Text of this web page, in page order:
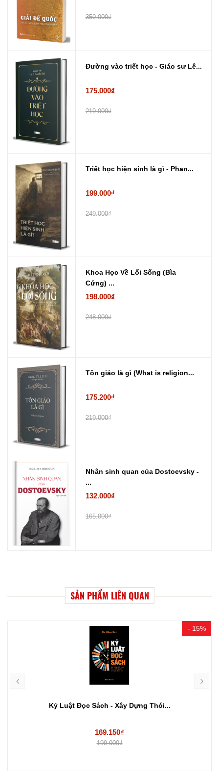
350.000₫
Đường vào triết học - Giáo sư Lê...
175.000₫
219.000₫
Triết học hiện sinh là gì - Phan...
199.000₫
249.000₫
Khoa Học Về Lối Sống (Bìa
Cứng) ...
198.000₫
248.000₫
Tôn giáo là gì (What is religion...
175.200₫
219.000₫
Nhân sinh quan của Dostoevsky -
...
132.000₫
165.000₫
SẢN PHẨM LIÊN QUAN
- 15%
Kỷ Luật Đọc Sách - Xây Dựng Thói...
169.150₫
199.000₫